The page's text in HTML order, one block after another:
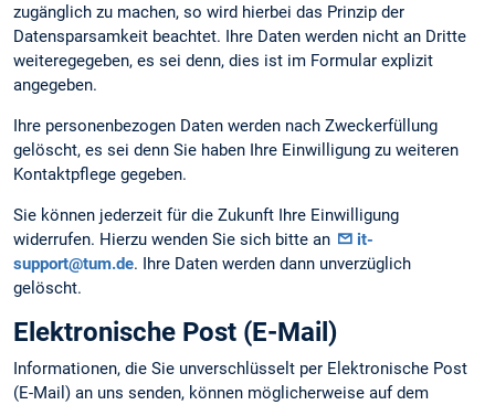
zugänglich zu machen, so wird hierbei das Prinzip der
Datensparsamkeit beachtet. Ihre Daten werden nicht an Dritte
weiteregegeben, es sei denn, dies ist im Formular explizit
angegeben.
Ihre personenbezogen Daten werden nach Zweckerfüllung
gelöscht, es sei denn Sie haben Ihre Einwilligung zu weiteren
Kontaktpflege gegeben.
Sie können jederzeit für die Zukunft Ihre Einwilligung
widerrufen. Hierzu wenden Sie sich bitte an
it-
support@tum.de. Ihre Daten werden dann unverzüglich
gelöscht.
Elektronische Post (E-Mail)
Informationen, die Sie unverschlüsselt per Elektronische Post
(E-Mail) an uns senden, können möglicherweise auf dem